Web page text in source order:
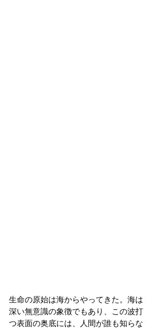
生命の原始は海からやってきた。海は
深い無意識の象徴でもあり、この波打
つ表面の奥底には、人間が誰も知らな